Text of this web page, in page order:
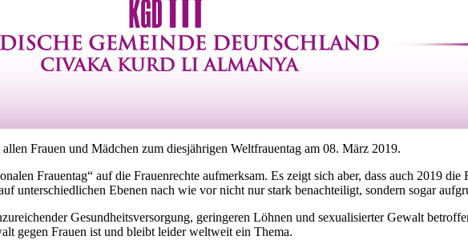
Frauen und Mädchen zum diesjährigen Weltfrauentag am 08. März 2019.
Frauentag“ auf die Frauenrechte aufmerksam. Es zeigt sich aber, dass auch 2019
unterschiedlichen Ebenen nach wie vor nicht nur stark benachteiligt, sondern sogar
Gesundheitsversorgung, geringeren Löhnen und sexualisierter Gewalt
gegen Frauen ist und bleibt leider weltweit ein Thema.